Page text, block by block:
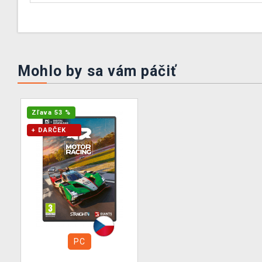
Mohlo by sa vám páčiť
Zľava 53 %
+ DARČEK
PC